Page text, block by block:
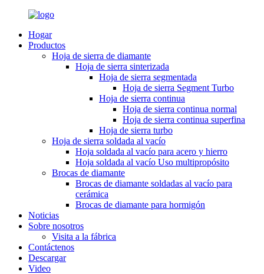
Hogar
Productos
Hoja de sierra de diamante
Hoja de sierra sinterizada
Hoja de sierra segmentada
Hoja de sierra Segment Turbo
Hoja de sierra continua
Hoja de sierra continua normal
Hoja de sierra continua superfina
Hoja de sierra turbo
Hoja de sierra soldada al vacío
Hoja soldada al vacío para acero y hierro
Hoja soldada al vacío Uso multipropósito
Brocas de diamante
Brocas de diamante soldadas al vacío para
cerámica
Brocas de diamante para hormigón
Noticias
Sobre nosotros
Visita a la fábrica
Contáctenos
Descargar
Video